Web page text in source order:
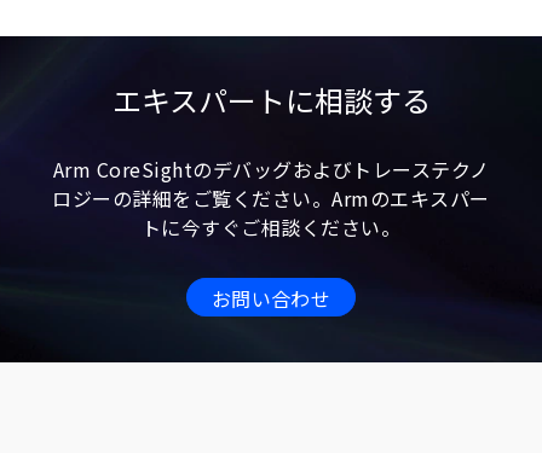
エキスパートに相談する
Arm CoreSightのデバッグおよびトレーステクノ
ロジーの詳細をご覧ください。Armのエキスパー
トに今すぐご相談ください。
お問い合わせ